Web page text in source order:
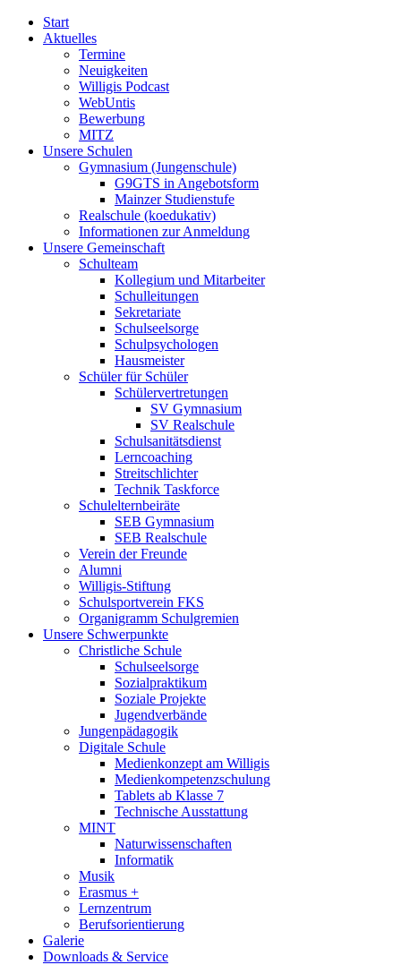
Start
Aktuelles
Termine
Neuigkeiten
Willigis Podcast
WebUntis
Bewerbung
MITZ
Unsere Schulen
Gymnasium (Jungenschule)
G9GTS in Angebotsform
Mainzer Studienstufe
Realschule (koedukativ)
Informationen zur Anmeldung
Unsere Gemeinschaft
Schulteam
Kollegium und Mitarbeiter
Schulleitungen
Sekretariate
Schulseelsorge
Schulpsychologen
Hausmeister
Schüler für Schüler
Schülervertretungen
SV Gymnasium
SV Realschule
Schulsanitätsdienst
Lerncoaching
Streitschlichter
Technik Taskforce
Schulelternbeiräte
SEB Gymnasium
SEB Realschule
Verein der Freunde
Alumni
Willigis-Stiftung
Schulsportverein FKS
Organigramm Schulgremien
Unsere Schwerpunkte
Christliche Schule
Schulseelsorge
Sozialpraktikum
Soziale Projekte
Jugendverbände
Jungenpädagogik
Digitale Schule
Medienkonzept am Willigis
Medienkompetenzschulung
Tablets ab Klasse 7
Technische Ausstattung
MINT
Naturwissenschaften
Informatik
Musik
Erasmus +
Lernzentrum
Berufsorientierung
Galerie
Downloads & Service